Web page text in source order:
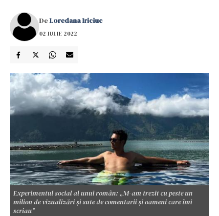
DeLoredana Iriciuc
02 IULIE 2022
Experimentul social al unui român: „M-am trezit cu peste un
milion de vizualizări şi sute de comentarii şi oameni care îmi
scriau”